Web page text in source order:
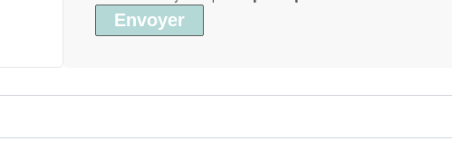
Envoyer